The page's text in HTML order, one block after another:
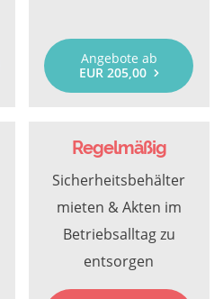
Angebote ab
EUR 205,00
Regelmäßig
Sicherheitsbehälter
mieten & Akten im
Betriebsalltag zu
entsorgen